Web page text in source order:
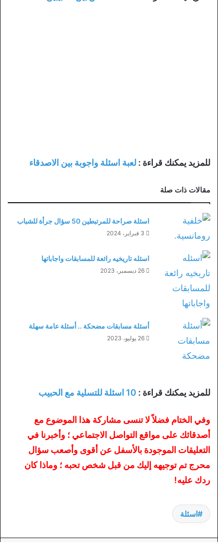
للمزيد يمكنك قراءة : لعبة اسئلة واجوبة بين الاصدقاء
مقالات ذات صلة
اسئلة صراحة للمرتبطين 50 سؤال جرأة للشباب
3 فبراير، 2024
اسئله تاريخيه رائعة للمسابقات واجاباتها
26 ديسمبر، 2023
أسئلة مسابقات مضحكة .. أسئلة عامة سهلة
26 يوليو، 2023
للمزيد يمكنك قراءة : 10 اسئلة للتسلية مع الحبيب
وفي الختام فضلاً لا تنسى مشاركة هذا الموضوع مع
أصدقائك على مواقع التواصل الاجتماعي ؛ وأخبرنا في
التعليقات الموجودة بالأسفل عن أقوى وأصعب سؤال
محرج تم توجيهه إليك من قبل شخص تحبه ؛ وماذا كان
ردك عليه!
اسئلة